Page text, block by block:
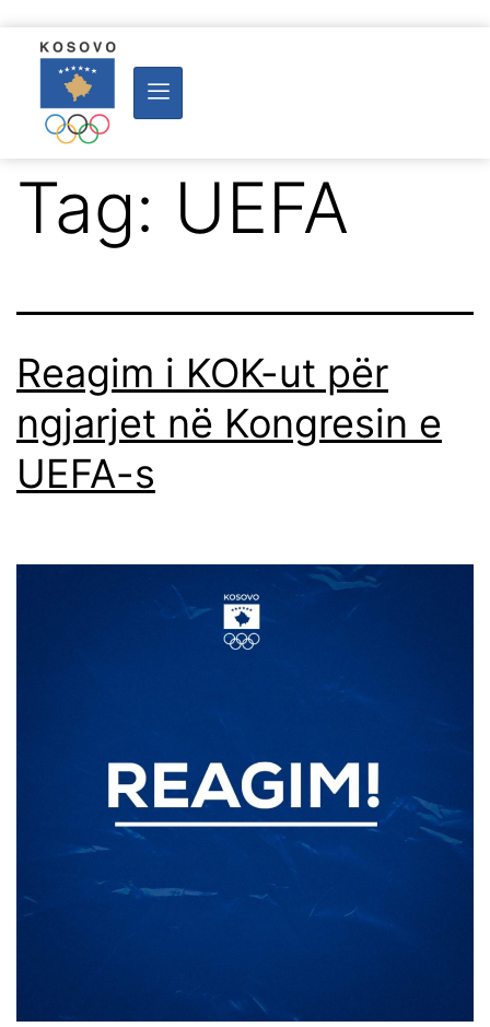
Tag: UEFA
Reagim i KOK-ut për
ngjarjet në Kongresin e
UEFA-s